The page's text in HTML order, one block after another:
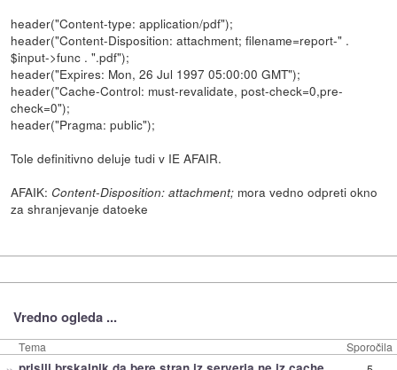
header("Content-type: application/pdf");
header("Content-Disposition: attachment; filename=report-" .
$input->func . ".pdf");
header("Expires: Mon, 26 Jul 1997 05:00:00 GMT");
header("Cache-Control: must-revalidate, post-check=0,pre-
check=0");
header("Pragma: public");
Tole definitivno deluje tudi v IE AFAIR.
AFAIK: Content-Disposition: attachment; mora vedno odpreti okno
za shranjevanje datoeke
Vredno ogleda ...
Tema Sporočila